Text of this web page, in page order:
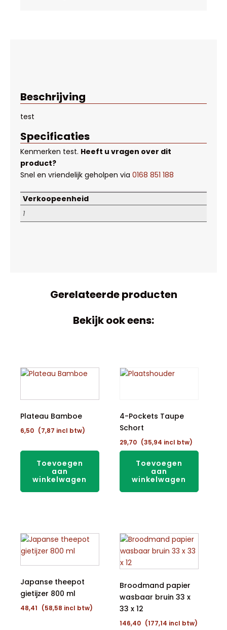
Beschrijving
test
Specificaties
Kenmerken test. Heeft u vragen over dit
product?
Snel en vriendelijk geholpen via 0168 851 188
Verkoopeenheid
1
Gerelateerde producten
Bekijk ook eens:
Plateau Bamboe
6,50 (7,87 incl btw)
Toevoegen
aan
winkelwagen
4-Pockets Taupe
Schort
29,70 (35,94 incl btw)
Toevoegen
aan
winkelwagen
Japanse theepot
gietijzer 800 ml
48,41 (58,58 incl btw)
Broodmand papier
wasbaar bruin 33 x
33 x 12
146,40 (177,14 incl btw)